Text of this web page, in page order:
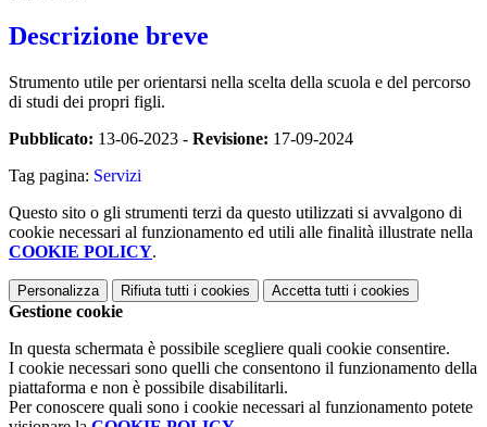
Descrizione breve
Strumento utile per orientarsi nella scelta della scuola e del percorso
di studi dei propri figli.
Pubblicato: 13-06-2023 - Revisione: 17-09-2024
Tag pagina: Servizi
Questo sito o gli strumenti terzi da questo utilizzati si avvalgono di
cookie necessari al funzionamento ed utili alle finalità illustrate nella
COOKIE POLICY.
Personalizza Rifiuta tutti i cookies Accetta tutti i cookies
Gestione cookie
In questa schermata è possibile scegliere quali cookie consentire.
I cookie necessari sono quelli che consentono il funzionamento della
piattaforma e non è possibile disabilitarli.
Per conoscere quali sono i cookie necessari al funzionamento potete